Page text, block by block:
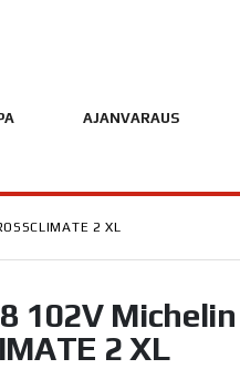
AJANVARAUS
2 XL
102V Michelin
2 XL